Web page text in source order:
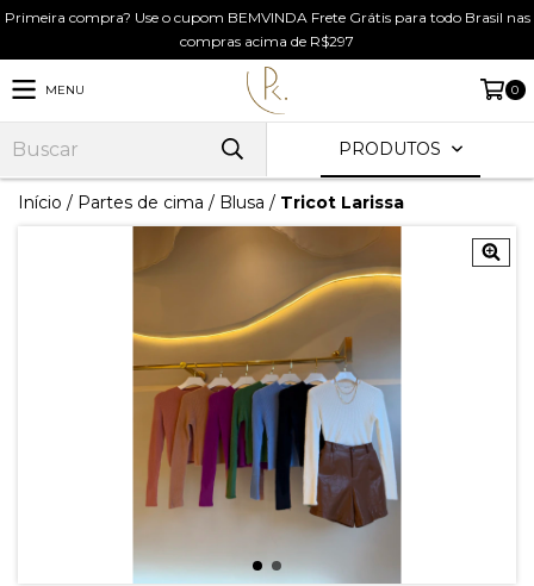
Primeira compra? Use o cupom BEMVINDA Frete Grátis para todo Brasil nas
compras acima de R$297
MENU 0
PRODUTOS
Início / Partes de cima / Blusa / Tricot Larissa